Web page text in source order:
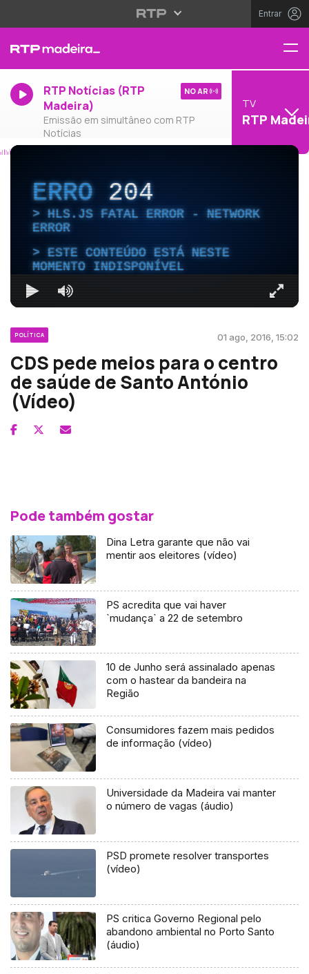
Entrar
RTP Notícias (RTP
Madeira)
Emissão em simultâneo com RTP
Notícias
NO AR
TV
RTP
ERRO204
HLS.JS FATAL ERROR - NETWORK
ERROR
ESTE CONTEÚDO ESTÁ NESTE
MOMENTO INDISPONÍVEL
POLÍTICA 01 ago, 2016, 15:02
CDS pede meios para o centro
de saúde de Santo António
(Vídeo)
Pode também gostar
Dina Letra garante que não vai
mentir aos eleitores (vídeo)
PS acredita que vai haver
`mudança` a 22 de setembro
10 de Junho será assinalado apenas
com o hastear da bandeira na
Região
Consumidores fazem mais pedidos
de informação (vídeo)
Universidade da Madeira vai manter
o número de vagas (áudio)
PSD promete resolver transportes
(vídeo)
PS critica Governo Regional pelo
abandono ambiental no Porto Santo
(áudio)